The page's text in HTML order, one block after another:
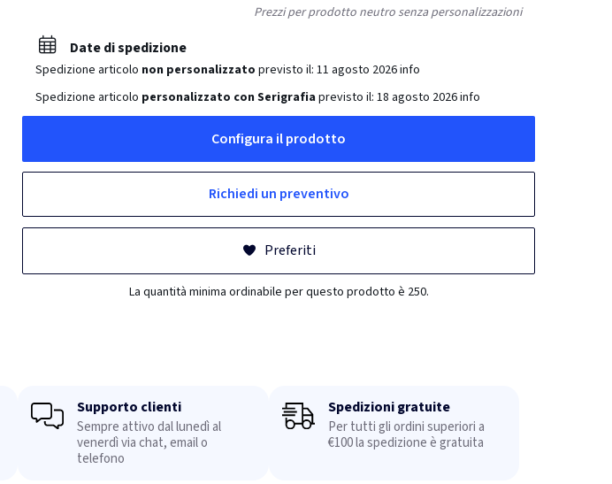
Prezzi per prodotto neutro senza personalizzazioni
Date di spedizione
Spedizione articolo non personalizzato previsto il: 11 agosto 2026info
Spedizione articolo personalizzato con Serigrafia previsto il: 18 agosto 2026info
Configura il prodotto
Richiedi un preventivo
Preferiti
La quantità minima ordinabile per questo prodotto è 250.
Supporto clienti
Sempre attivo dal lunedì al
venerdì via chat, email o
telefono
Spedizioni gratuite
Per tutti gli ordini superiori a
€100 la spedizione è gratuita